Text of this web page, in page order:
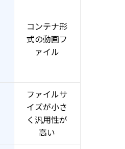
コンテナ形
式の動画フ
ァイル
ファイルサ
イズが小さ
く汎用性が
高い